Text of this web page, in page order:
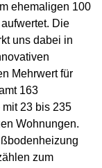
ehemaligen 100
Die
uns dabei in
Mehrwert für
163
23 bis 235
Wohnungen.
zum